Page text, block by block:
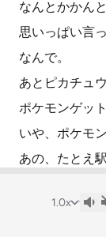
なんとかかん
思いっぱい言
なんで。
あとピカチュ
ポケモンゲッ
いや、ポケモ
あの、たとえ
それをそこで